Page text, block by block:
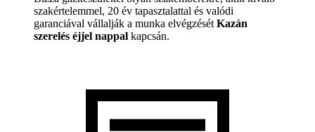
szakértelemmel, 20 év tapasztalattal és valódi
garanciával vállalják a munka elvégzését Kazán
szerelés éjjel nappal kapcsán.